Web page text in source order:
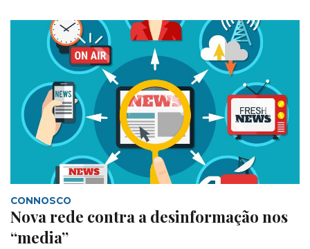
CONNOSCO
Nova rede contra a desinformação nos
“media”